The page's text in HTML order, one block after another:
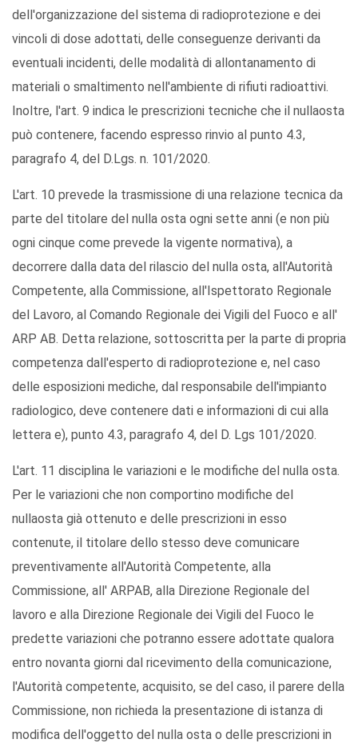
dell'organizzazione del sistema di radioprotezione e dei
vincoli di dose adottati, delle conseguenze derivanti da
eventuali incidenti, delle modalità di allontanamento di
materiali o smaltimento nell'ambiente di rifiuti radioattivi.
Inoltre, l'art. 9 indica le prescrizioni tecniche che il nullaosta
può contenere, facendo espresso rinvio al punto 4.3,
paragrafo 4, del D.Lgs. n. 101/2020.
L'art. 10 prevede la trasmissione di una relazione tecnica da
parte del titolare del nulla osta ogni sette anni (e non più
ogni cinque come prevede la vigente normativa), a
decorrere dalla data del rilascio del nulla osta, all'Autorità
Competente, alla Commissione, all'Ispettorato Regionale
del Lavoro, al Comando Regionale dei Vigili del Fuoco e all'
ARP AB. Detta relazione, sottoscritta per la parte di propria
competenza dall'esperto di radioprotezione e, nel caso
delle esposizioni mediche, dal responsabile dell'impianto
radiologico, deve contenere dati e informazioni di cui alla
lettera e), punto 4.3, paragrafo 4, del D. Lgs 101/2020.
L'art. 11 disciplina le variazioni e le modifiche del nulla osta.
Per le variazioni che non comportino modifiche del
nullaosta già ottenuto e delle prescrizioni in esso
contenute, il titolare dello stesso deve comunicare
preventivamente all'Autorità Competente, alla
Commissione, all' ARPAB, alla Direzione Regionale del
lavoro e alla Direzione Regionale dei Vigili del Fuoco le
predette variazioni che potranno essere adottate qualora
entro novanta giorni dal ricevimento della comunicazione,
l'Autorità competente, acquisito, se del caso, il parere della
Commissione, non richieda la presentazione di istanza di
modifica dell'oggetto del nulla osta o delle prescrizioni in